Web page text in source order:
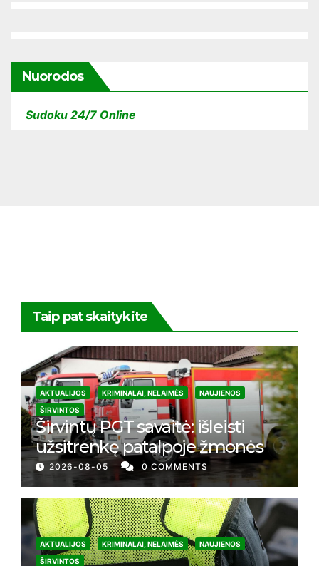
Nuorodos
Sudoku 24/7 Online
Taip pat skaitykite
AKTUALIJOS KRIMINALAI, NELAIMĖS
NAUJIENOS
ŠIRVINTOS
Širvintų PGT savaitė: išleisti
užsitrenkę patalpoje žmonės
2026-08-05 0 COMMENTS
AKTUALIJOS KRIMINALAI, NELAIMĖS
NAUJIENOS
ŠIRVINTOS